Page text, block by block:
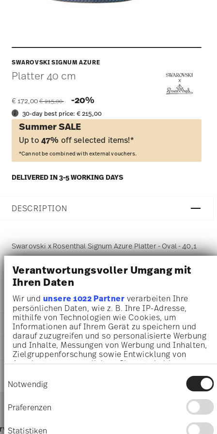
Verantwortungsvoller Umgang mit
Ihren Daten
Wir und unsere 1022 Partnerverarbeiten Ihre
persönlichen Daten, wie z. B. Ihre IP-Adresse,
mithilfe von Technologien wie Cookies, um
Informationen auf Ihrem Gerät zu speichern und
darauf zuzugreifen und so personalisierte Werbung
und Inhalte, Messungen von Werbung und Inhalten,
Zielgruppenforschung sowie Entwicklung von
Angeboten zu ermöglichen. Sie entscheiden
Sie können Ihre Einwilligung jederzeit über die
Cookie-Erklärung oder durch Klicken auf das
Privacy Trigger Symbol ändern oder widerrufen
Informationen über Ihre geografische Lage
Notwendig
Präferenzen
Statistiken
SWAROVSKI SIGNUM AZURE
Platter 40 cm
€ 172,00 Price reduced from
€ 215,00 -20%
30-day best price:€ 215,00
Summer SALE
Up to 47% off selected items!*
*Cannot be combined with external vouchers.
DELIVERED IN 3-5 WORKING DAYS
DESCRIPTION
Swarovski x Rosenthal Signum Azure Platter - Oval - 40,1
DETAILS
Swarovski x Rosenthal
Swarovski SIGNUM
Azure
Porcelain
Azure
DE
DIMENSIONS
40,10 cm
26,80 cm
2,70 cm
CARE AND SAFETY INFORMATION
Food contact safe
shipping
page